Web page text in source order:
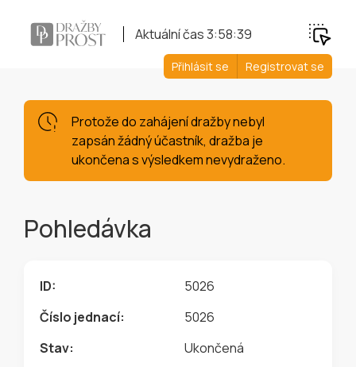
Aktuální čas3:58:40
Přihlásit se Registrovat se
Protože do zahájení dražby nebyl
zapsán žádný účastník, dražba je
ukončena s výsledkem nevydraženo.
Pohledávka
ID:
5026
Číslo jednací:
5026
Stav:
Ukončená